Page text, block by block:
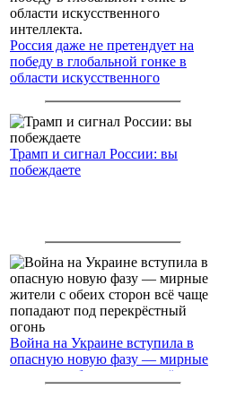
Россия даже не претендует на
победу в глобальной гонке в
области искусственного
Трамп и сигнал России: вы
побеждаете
Война на Украине вступила в
опасную новую фазу — мирные
жители с обеих сторон всё чаще